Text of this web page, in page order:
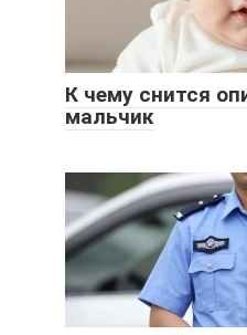
К чему снится
мальчик